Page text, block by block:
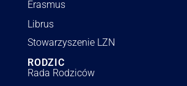
Erasmus
Librus
Stowarzyszenie LZN
RODZIC
Rada Rodziców